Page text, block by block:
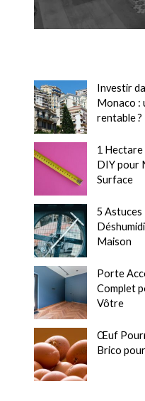
Investir
Monaco :
rentable ?
1 Hectare
DIY pour
Surface
5
Maison
Porte
Complet
Vôtre
Œuf
Brico